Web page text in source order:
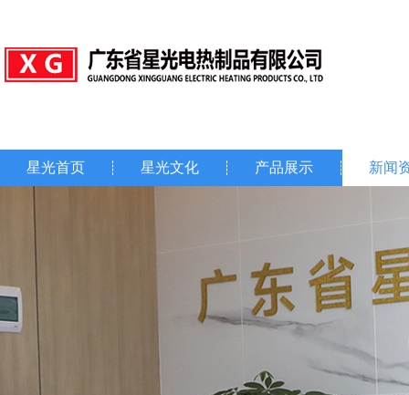
星光首页 星光文化 产品展示 新闻